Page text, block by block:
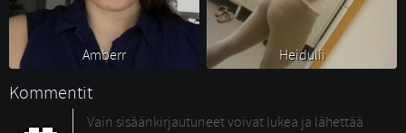
Amberr Heidulii
Kommentit
Vain sisäänkirjautuneet voivat lukea ja lähettää